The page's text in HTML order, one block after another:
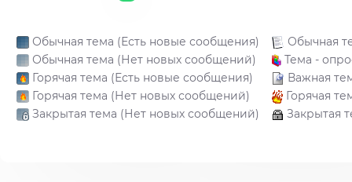
Обычная тема (Есть новые сообщения)
Обычная
Обычная тема (Нет новых сообщений)
Тема -
Горячая тема (Есть новые сообщения)
Важная
Горячая тема (Нет новых сообщений)
Горячая
Закрытая тема (Нет новых сообщений)
Закрытая